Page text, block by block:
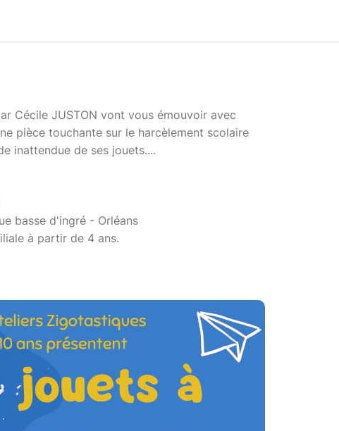
Cécile JUSTON vont vous émouvoir avec
pièce touchante sur le harcèlement scolaire
inattendue de ses jouets....
basse d'ingré - Orléans
à partir de 4 ans.